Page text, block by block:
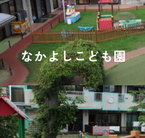
なかよしこども園